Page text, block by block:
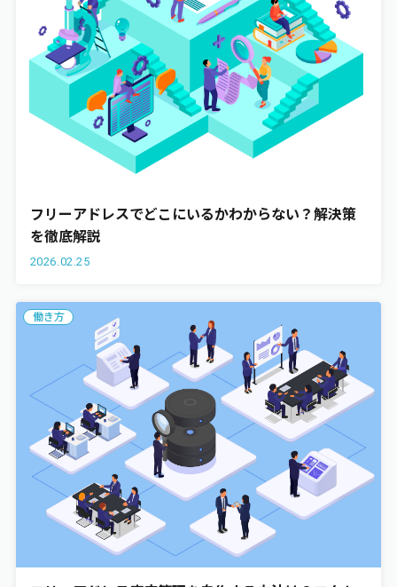
フリーアドレスでどこにいるかわからない？解決策
を徹底解説
2026.02.25
働き方